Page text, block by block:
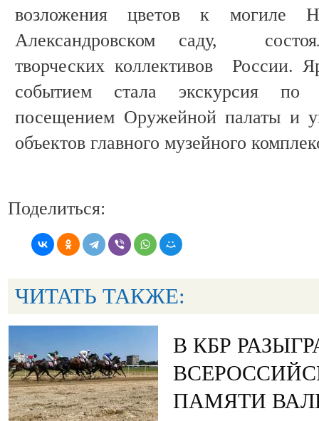
возложения цветов к могиле
Александровском саду,
творческих коллективов России.
событием стала экскурсия
посещением Оружейной палаты и
объектов главного музейного
Поделиться:
ЧИТАТЬ ТАКЖЕ:
В КБР
ПАМЯТИ